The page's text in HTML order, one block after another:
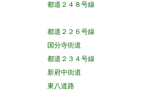
都道２４８号線
都道２２６号線
国分寺街道
都道２３４号線
新府中街道
東八道路